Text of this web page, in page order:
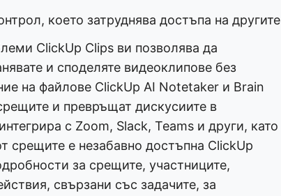
което затруднява достъпа на другите
ClickUp Clips ви позволява да
и споделяте видеоклипове без
на файлове ClickUp AI Notetaker и Brain
и превръщат дискусиите в
с Zoom, Slack, Teams и други, като
срещите е незабавно достъпна ClickUp
за срещите, участниците,
свързани със задачите, за